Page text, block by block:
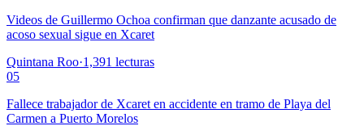
Videos de Guillermo Ochoa confirman que danzante acusado de
acoso sexual sigue en Xcaret
Quintana Roo·1,391 lecturas
05
Fallece trabajador de Xcaret en accidente en tramo de Playa del
Carmen a Puerto Morelos